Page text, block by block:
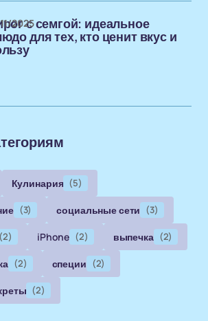
с семгой: идеальное
для тех, кто ценит вкус и
2025
Кулинария (5)
(3) социальные сети (3)
(2) iPhone (2) выпечка (2)
(2) специи (2)
(2)